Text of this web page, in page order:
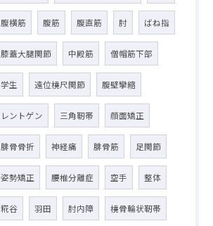
腹横筋 腹筋 腹直筋 肘 ばね指
膝蓋大腿関節 中殿筋 僧帽筋下部
学生 遠位橈尺関節 腹壁攣縮
レントゲン 三角靭帯 顔面矯正
腓骨骨折 神経痛 腓骨筋 足関節
姿勢矯正 腰椎分離症 空手 整体
糀谷 羽田 肘内障 橈骨輪状靭帯